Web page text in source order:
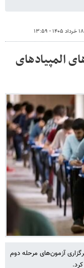
۱۸ خرداد ۱۴۰۵ - ۱۳:۵۹
المپیادهای
آزمون‌های مرحله دوم